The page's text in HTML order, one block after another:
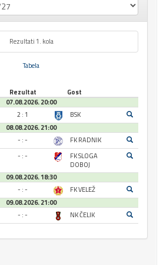
Rezultati 1. kola
Tabela
Rezultat
Gost
07.08.2026. 20:00
2 : 1
BSK
08.08.2026. 21:00
- : -
FK RADNIK
- : -
FK SLOGA
DOBOJ
09.08.2026. 18:30
- : -
FK VELEŽ
09.08.2026. 21:00
- : - NK ČELIK